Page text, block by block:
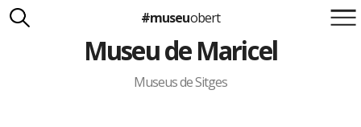
Suma't a la iniciativa
Carlota Royo
Francesca Barcellona
#museuobert
Museu de Maricel
Museus de Sitges